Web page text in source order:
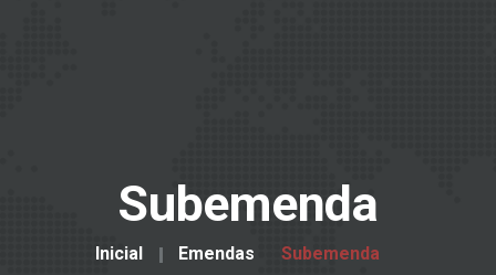
Subemenda
Inicial Emendas Subemenda